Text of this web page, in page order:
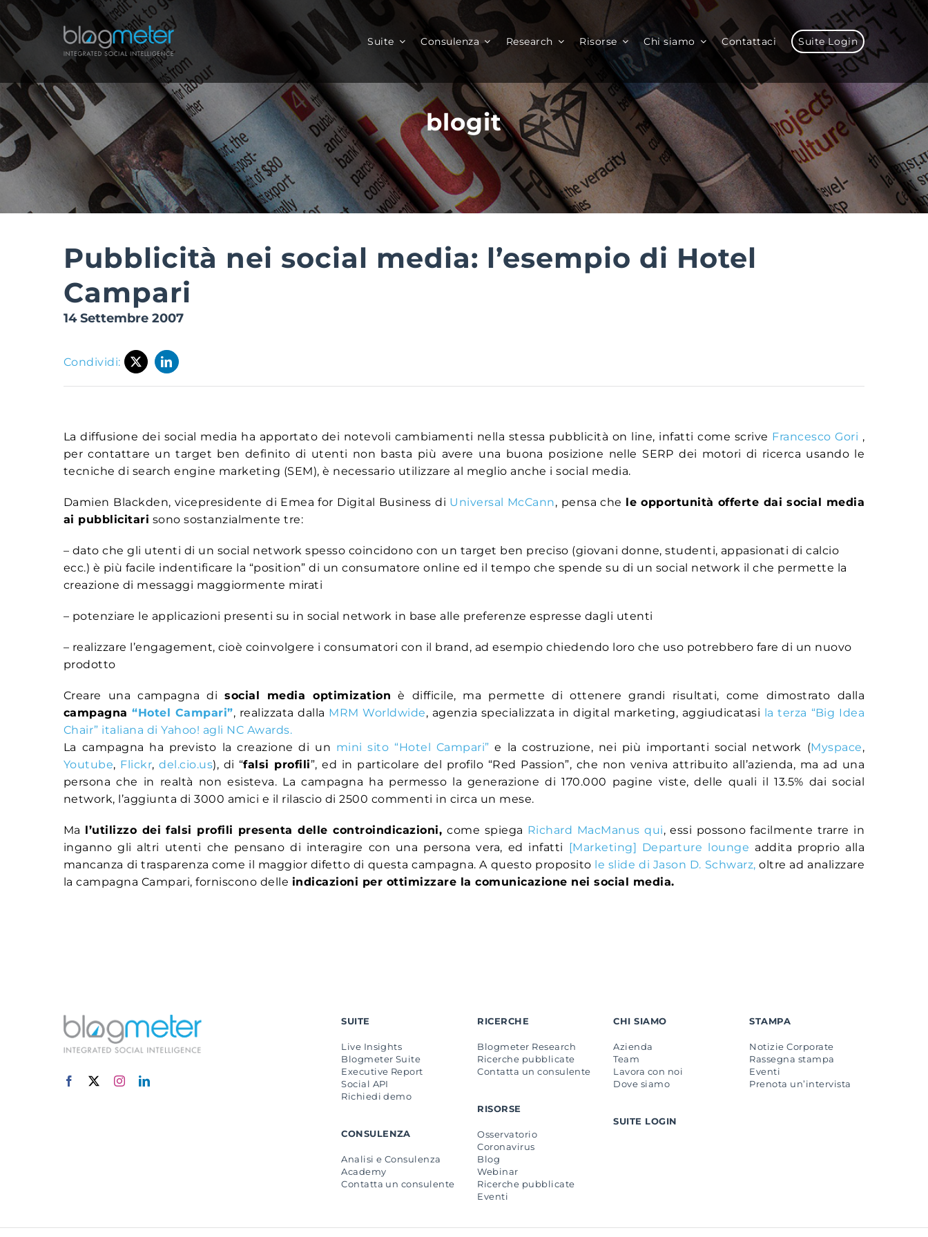
Salta
al
contenuto
Suite Consulenza Research Risorse Chi siamo Contattaci Suite Login
blogit
Pubblicità nei social media: l’esempio di Hotel
Campari
14 Settembre 2007
Condividi:
La diffusione dei social media ha apportato dei notevoli cambiamenti nella stessa pubblicità on line, infatti come scrive Francesco Gori ,
per contattare un target ben definito di utenti non basta più avere una buona posizione nelle SERP dei motori di ricerca usando le
tecniche di search engine marketing (SEM), è necessario utilizzare al meglio anche i social media.
Damien Blackden, vicepresidente di Emea for Digital Business di Universal McCann, pensa che le opportunità offerte dai social media
ai pubblicitari sono sostanzialmente tre:
– dato che gli utenti di un social network spesso coincidono con un target ben preciso (giovani donne, studenti, appasionati di calcio
ecc.) è più facile indentificare la “position” di un consumatore online ed il tempo che spende su di un social network il che permette la
creazione di messaggi maggiormente mirati
– potenziare le applicazioni presenti su in social network in base alle preferenze espresse dagli utenti
– realizzare l’engagement, cioè coinvolgere i consumatori con il brand, ad esempio chiedendo loro che uso potrebbero fare di un nuovo
prodotto
Creare una campagna disocial media optimization è difficile, ma permette di ottenere grandi risultati, come dimostrato dalla
campagna“Hotel Campari”, realizzata dalla MRM Worldwide, agenzia specializzata in digital marketing, aggiudicatasi la terza “Big Idea
Chair” italiana di Yahoo! agli NC Awards.
La campagna ha previsto la creazione di un mini sito “Hotel Campari” e la costruzione, nei più importanti social network (Myspace,
Youtube, Flickr,del.cio.us), di “falsi profili”, ed in particolare del profilo “Red Passion”, che non veniva attribuito all’azienda, ma ad una
persona che in realtà non esisteva. La campagna ha permesso la generazione di 170.000 pagine viste, delle quali il 13.5% dai social
network, l’aggiunta di 3000 amici e il rilascio di 2500 commenti in circa un mese.
Ma l’utilizzo dei falsi profili presenta delle controindicazioni,come spiega Richard MacManus qui, essi possono facilmente trarre in
inganno gli altri utenti che pensano di interagire con una persona vera, ed infatti [Marketing] Departure lounge addita proprio alla
mancanza di trasparenza come il maggior difetto di questa campagna. A questo proposito le slide di Jason D. Schwarz, oltre ad analizzare
la campagna Campari, forniscono delle indicazioni per ottimizzare la comunicazione nei social media.
SUITE
Live Insights
Blogmeter Suite
Executive Report
Social API
Richiedi demo
CONSULENZA
Analisi e Consulenza
Academy
Contatta un consulente
RICERCHE
Blogmeter Research
Ricerche pubblicate
Contatta un consulente
RISORSE
Osservatorio
Coronavirus
Blog
Webinar
Ricerche pubblicate
Eventi
CHI SIAMO
Azienda
Team
Lavora con noi
Dove siamo
SUITE LOGIN
STAMPA
Notizie Corporate
Rassegna stampa
Eventi
Prenota un’intervista